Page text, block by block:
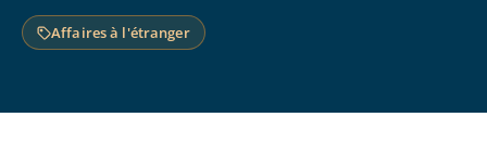
Affaires à l'étranger